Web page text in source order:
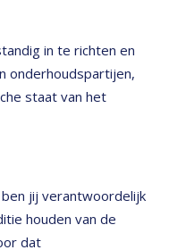
in te richten en
onderhoudspartijen,
staat van het
jij verantwoordelijk
houden van de
dat